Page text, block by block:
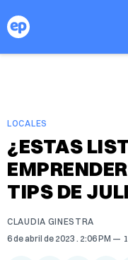
LOCALES
¿ESTAS
TIPS DE
CLAUDIA GINESTRA
6 de abril de 2023 . 2:06 PM